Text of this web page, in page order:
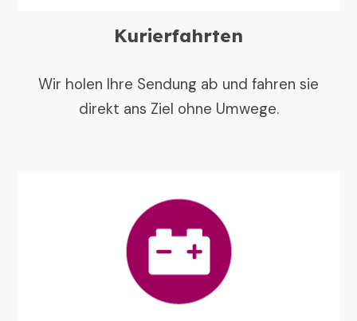
Kurierfahrten
Wir holen Ihre Sendung ab und fahren sie
direkt ans Ziel ohne Umwege.